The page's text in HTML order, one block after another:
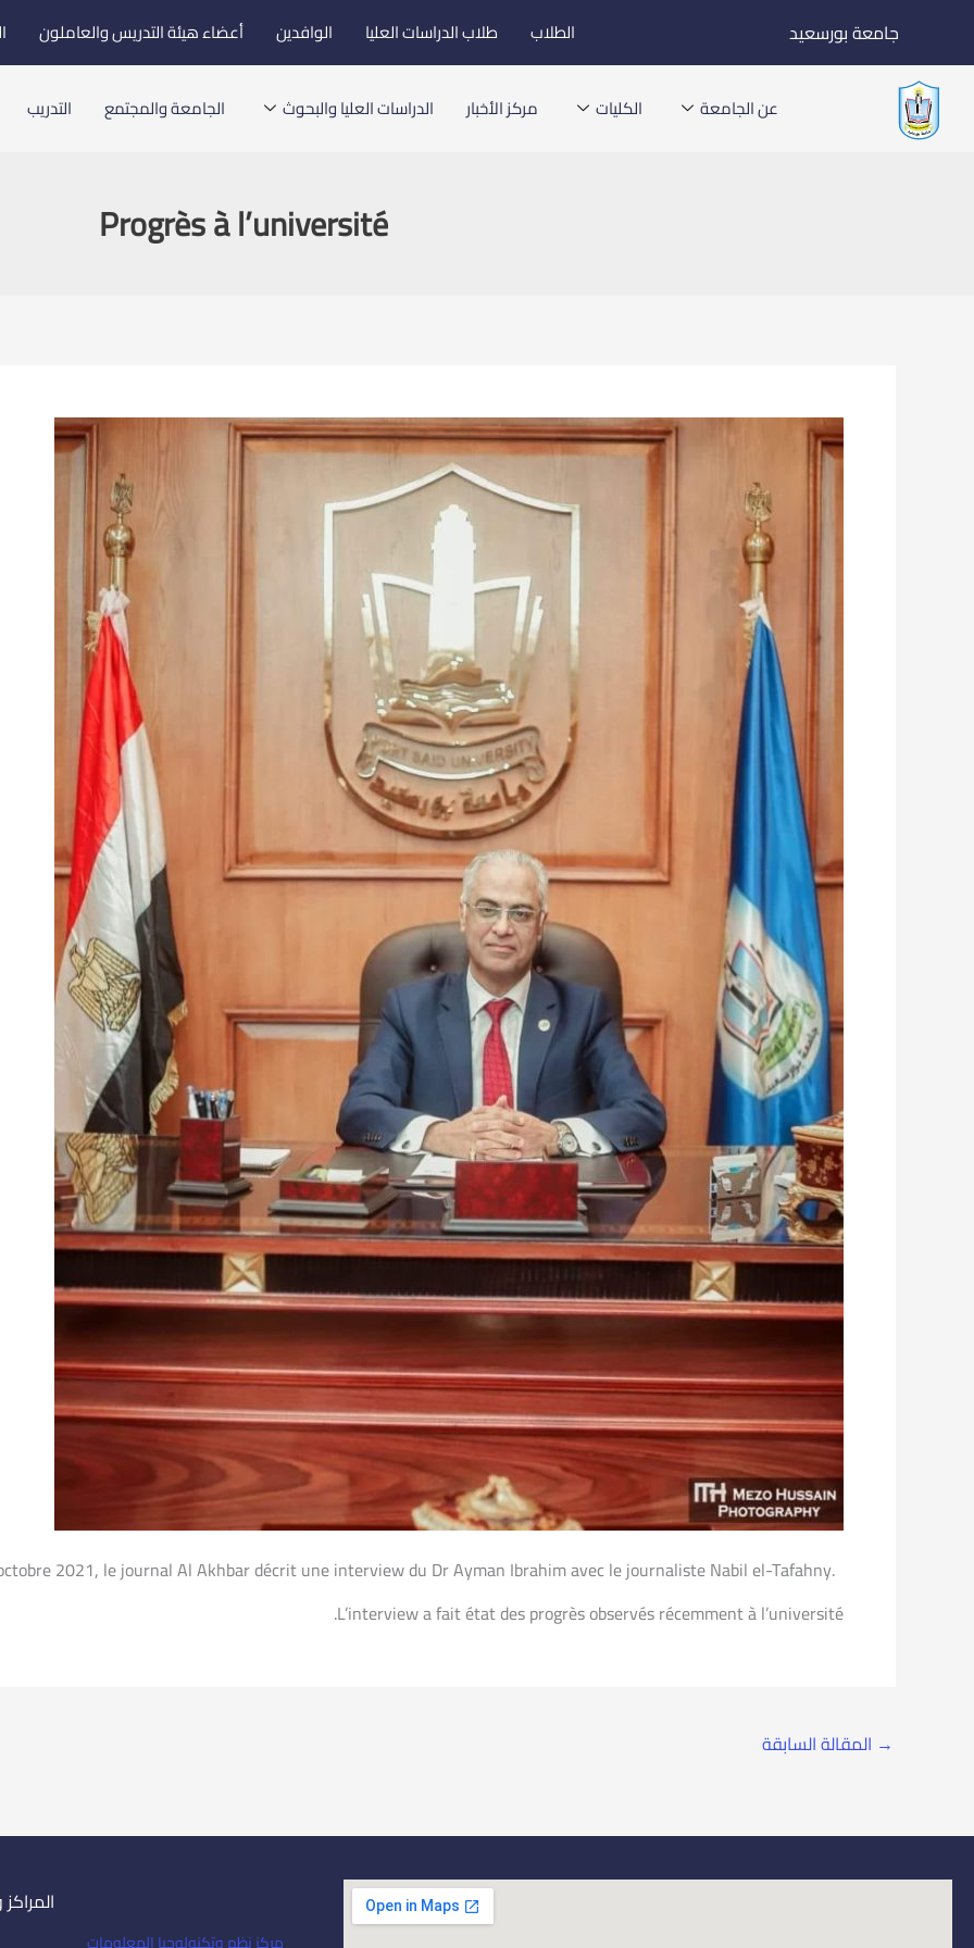
إلى
المحتوى
جامعة بورسعيد الطلاب طلاب الدراسات العليا الوافدين أعضاء هيئة التدريس والعاملون
عن الجامعة الكليات مركز الأخبار الدراسات العليا والبحوث الجامعة والمجتمع التدريب
Progrès à l’université
2021, le journal Al Akhbar décrit une interview du Dr Ayman Ibrahim avec le journaliste Nabil el-Tafahny.
L’interview a fait état des progrès observés récemment à l’université.
→ المقالة السابقة
مركز نظم وتكنولوجيا المعلومات